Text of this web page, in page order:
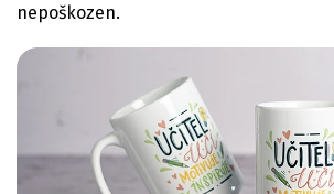
nepoškozen.